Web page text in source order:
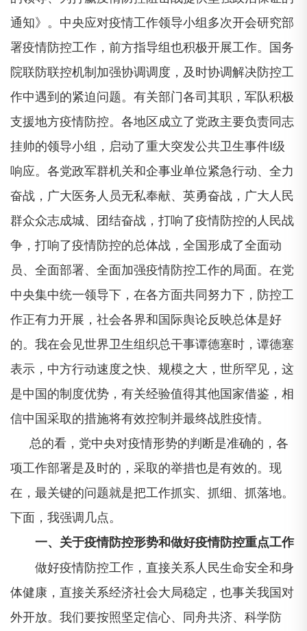
通知》。中央应对疫情工作领导小组多次开会研究部
署疫情防控工作，前方指导组也积极开展工作。国务
院联防联控机制加强协调调度，及时协调解决防控工
作中遇到的紧迫问题。有关部门各司其职，军队积极
支援地方疫情防控。各地区成立了党政主要负责同志
挂帅的领导小组，启动了重大突发公共卫生事件I级
响应。各党政军群机关和企事业单位紧急行动、全力
奋战，广大医务人员无私奉献、英勇奋战，广大人民
群众众志成城、团结奋战，打响了疫情防控的人民战
争，打响了疫情防控的总体战，全国形成了全面动
员、全面部署、全面加强疫情防控工作的局面。在党
中央集中统一领导下，在各方面共同努力下，防控工
作正有力开展，社会各界和国际舆论反映总体是好
的。我在会见世界卫生组织总干事谭德塞时，谭德塞
表示，中方行动速度之快、规模之大，世所罕见，这
是中国的制度优势，有关经验值得其他国家借鉴，相
信中国采取的措施将有效控制并最终战胜疫情。
总的看，党中央对疫情形势的判断是准确的，各
项工作部署是及时的，采取的举措也是有效的。现
在，最关键的问题就是把工作抓实、抓细、抓落地。
下面，我强调几点。
一、关于疫情防控形势和做好疫情防控重点工作
做好疫情防控工作，直接关系人民生命安全和身
体健康，直接关系经济社会大局稳定，也事关我国对
外开放。我们要按照坚定信心、同舟共济、科学防